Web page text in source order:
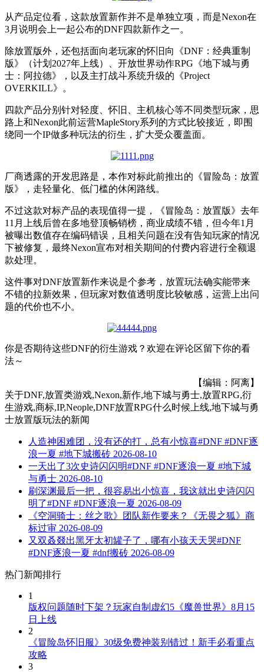
从产品定位看，这款放置新作并不是单独立项，而是Nexon在
3月说明会上一起公布的DNF四款新作之一。
除放置版外，还包括面向老玩家的怀旧向《DNF：经典重制
版》（计划2027年上线）、开放世界动作RPG《地下城与勇
士：阿拉德》，以及主打战斗系统升级的《Project
OVERKILL》。
四款产品分别针对轻度、怀旧、主机核心等不同类型玩家，思
路上和Nexon此前运营MapleStory系列的方式比较接近，即围
绕同一个IP做多种玩法的衍生，扩大受众覆盖面。
厂商透露的开发思路是，本作对标此前推出的《冒险岛：放置
版》，走轻量化、低门槛的休闲路线。
不过这款对标产品的表现值得一提， 《冒险岛：放置版》 去年
11月上线后曾在多地登顶畅销榜，商业成绩不错，但今年1月
被曝出数值存在编码错误，且相关问题在没有告知玩家的情况
下被修复，最终Nexon宣布对相关期间的付费内容进行全额退
款处理。
这件事对DNF放置新作来说是个参考，放置玩法确实能带来
不错的拉新效果，但玩家对数值透明度比较敏感，运营上出问
题的代价也不小。
你是否期待这些DNF的衍生游戏？欢迎在评论区留下你的看
法～
【编辑：阿离】
关于DNF,放置类游戏,Nexon,新作,地下城与勇士,放置RPG,衍
生游戏,商标,IP,Neople,DNF放置RPG什么时候上线,地下城与勇
士放置版玩法的新闻
人造神困难团，没有还的打，总有小惊喜#DNF #DNF逐
浪一夏 #地下城搬砖 2026-08-10
一天出了3次史诗闪闪明#DNF #DNF逐浪一夏 #地下城
与勇士 2026-08-10
刷深渊最后一把，很容易出小惊喜，我这就出史诗闪闪
明了#DNF #DNF逐浪一夏 2026-08-09
《空洞骑士：丝之歌》团队新作要来？《无畏之狐》商
标过审 2026-08-09
又双叒叕出黑牙太初罐子了，哪有小孩天天哭#DNF
#DNF逐浪一夏 #dnf搬砖 2026-08-09
热门新闻排行
1
版权问题随时下架？玩家自制虚幻5《魔兽世界》8月15
日上线
2
《冒险岛怀旧服》30级免费神装别错过！新手必看重点
攻略
3